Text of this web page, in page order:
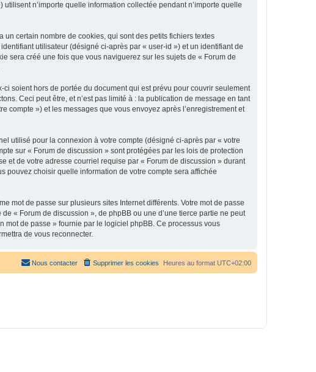
n’importe quelle information collectée pendant n’importe quelle
certain nombre de cookies, qui sont des petits fichiers textes
utilisateur (désigné ci-après par « user-id ») et un identifiant de
sera créé une fois que vous naviguerez sur les sujets de « Forum de
soient hors de portée du document qui est prévu pour couvrir seulement
Ceci peut être, et n’est pas limité à : la publication de message en tant
compte ») et les messages que vous envoyez après l’enregistrement et
utilisé pour la connexion à votre compte (désigné ci-après par « votre
sur « Forum de discussion » sont protégées par les lois de protection
et de votre adresse courriel requise par « Forum de discussion » durant
pouvez choisir quelle information de votre compte sera affichée
mot de passe sur plusieurs sites Internet différents. Votre mot de passe
« Forum de discussion », de phpBB ou une d’une tierce partie ne peut
mot de passe » fournie par le logiciel phpBB. Ce processus vous
de vous reconnecter.
Heures au format UTC+02:00
Supprimer les cookies
Nous contacter